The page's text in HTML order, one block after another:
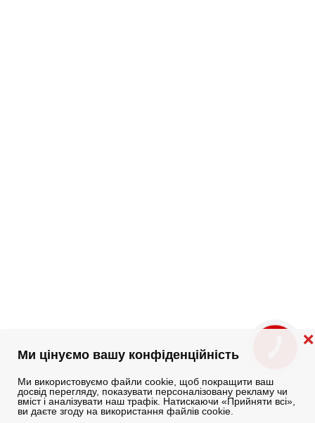
Ми цінуємо вашу конфіденційність
Ми використовуємо файли cookie, щоб покращити ваш
досвід перегляду, показувати персоналізовану рекламу чи
вміст і аналізувати наш трафік. Натискаючи «Прийняти всі»,
ви даєте згоду на використання файлів cookie.
❌